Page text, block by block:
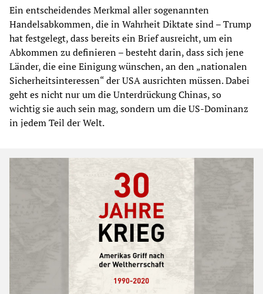
Ein entscheidendes Merkmal aller sogenannten
Handelsabkommen, die in Wahrheit Diktate sind – Trump
hat festgelegt, dass bereits ein Brief ausreicht, um ein
Abkommen zu definieren – besteht darin, dass sich jene
Länder, die eine Einigung wünschen, an den „nationalen
Sicherheitsinteressen“ der USA ausrichten müssen. Dabei
geht es nicht nur um die Unterdrückung Chinas, so
wichtig sie auch sein mag, sondern um die US-Dominanz
in jedem Teil der Welt.